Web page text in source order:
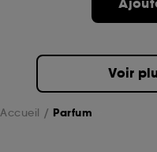
Voir
Accueil Parfum